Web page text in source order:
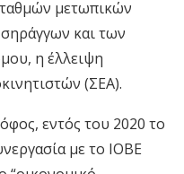
μετωπικών
και των
η έλλειψη
(ΣΕΑ).
εντός του 2020 το
με το ΙΟΒΕ